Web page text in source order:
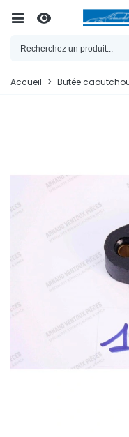
Accueil > Butée